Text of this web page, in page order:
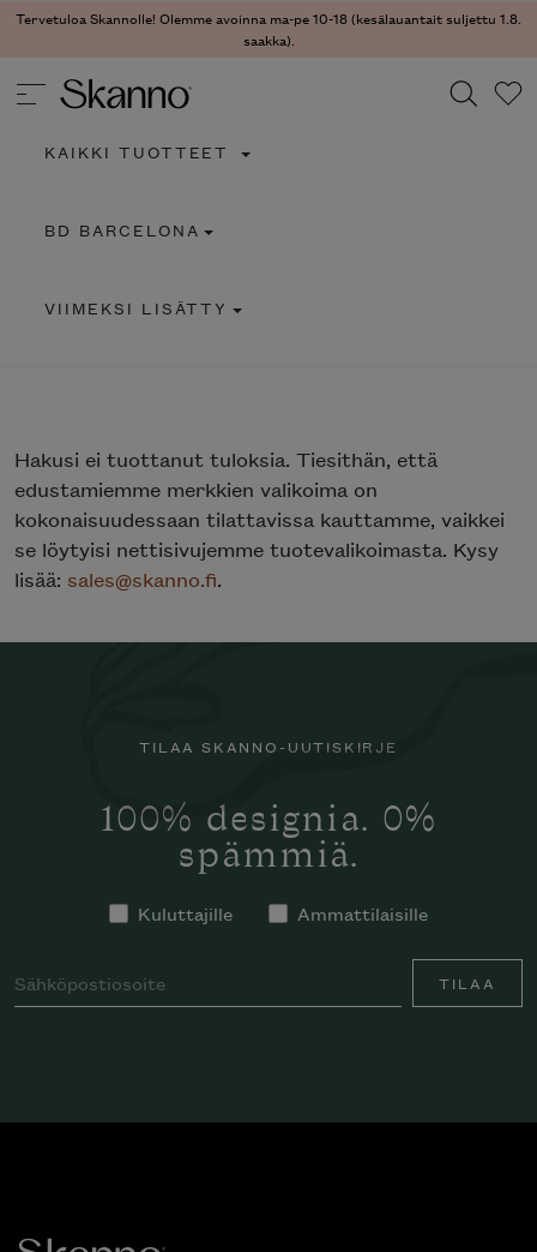
Tervetuloa Skannolle! Olemme avoinna ma-pe 10-18 (kesälauantait suljettu 1.8.
saakka).
Type 2 or more characters for results.
KAIKKI TUOTTEET
BD BARCELONA
VIIMEKSI LISÄTTY
Hakusi ei tuottanut tuloksia. Tiesithän, että
edustamiemme merkkien valikoima on
kokonaisuudessaan tilattavissa kauttamme, vaikkei
se löytyisi nettisivujemme tuotevalikoimasta. Kysy
lisää: sales@skanno.fi.
TILAA SKANNO-UUTISKIRJE
100% designia. 0%
spämmiä.
Kuluttajille Ammattilaisille
TILAA